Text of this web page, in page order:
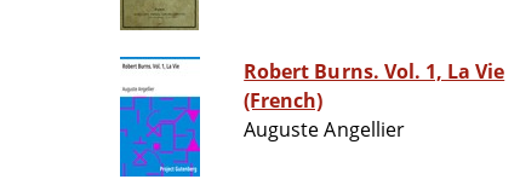
Robert Burns. Vol. 1, La Vie
(French)
Auguste Angellier